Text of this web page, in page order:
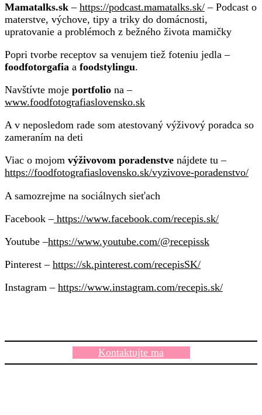
Mamatalks.sk – https://podcast.mamatalks.sk/ – Podcast o
materstve, výchove, tipy a triky do domácnosti,
upratovanie a problémoch z bežného života mamičky
Popri tvorbe receptov sa venujem tiež foteniu jedla –
foodfotorgafia a foodstylingu.
Navštívte moje portfolio na –
www.foodfotografiaslovensko.sk
A v neposledom rade som atestovaný výživový poradca so
zameraním na deti
Viac o mojom výživovom poradenstve nájdete tu –
https://foodfotografiaslovensko.sk/vyzivove-poradenstvo/
A samozrejme na sociálnych sieťach
Facebook –https://www.facebook.com/recepis.sk/
Youtube –https://www.youtube.com/@recepissk
Pinterest – https://sk.pinterest.com/recepisSK/
Instagram – https://www.instagram.com/recepis.sk/
Kontaktujte ma